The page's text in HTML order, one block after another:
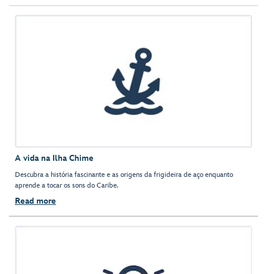
A vida na Ilha Chime
Descubra a história fascinante e as origens da frigideira de aço enquanto
aprende a tocar os sons do Caribe.
Read more